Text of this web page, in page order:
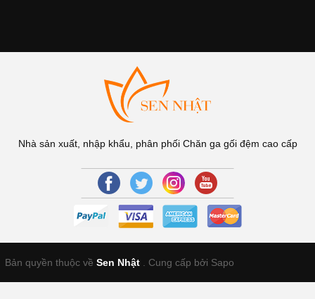
Nhà sản xuất, nhập khẩu, phân phối Chăn ga gối đệm cao cấp
Bản quyền thuộc về Sen Nhật Cung cấp bởi Sapo